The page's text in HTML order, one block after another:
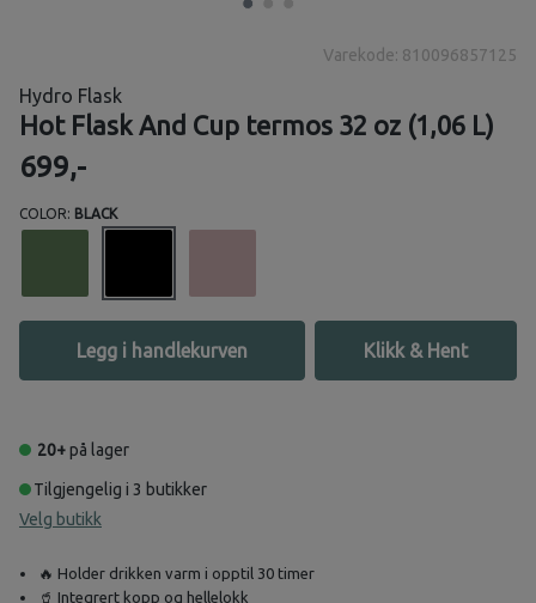
Varekode: 810096857125
Hydro Flask
Hot Flask And Cup termos 32 oz (1,06 L)
699,-
COLOR: BLACK
Legg i handlekurven Klikk & Hent
20+på lager
Tilgjengelig i 3 butikker
Velg butikk
🔥 Holder drikken varm i opptil 30 timer
🥤 Integrert kopp og hellelokk